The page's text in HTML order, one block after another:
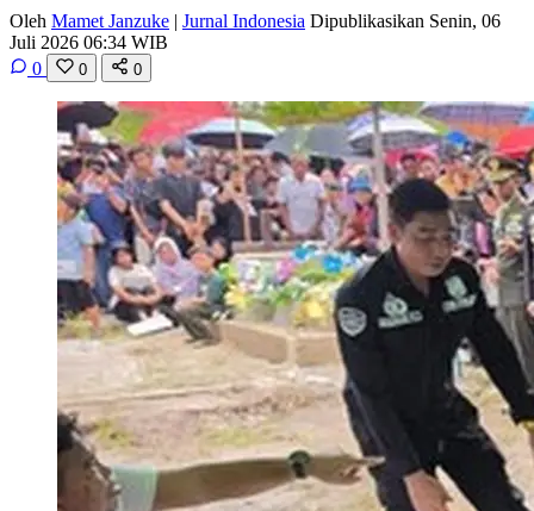
Oleh Mamet Janzuke | Jurnal Indonesia Dipublikasikan Senin, 06
Juli 2026 06:34 WIB
0
0 0